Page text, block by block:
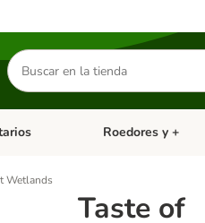
Buscar
productos
abierto: Dieta Vet.Menú de categoria
Roedores y +
Wetlands
Taste of